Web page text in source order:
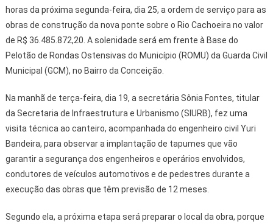
horas da próxima segunda-feira, dia 25, a ordem de serviço para as
obras de construção da nova ponte sobre o Rio Cachoeira no valor
de R$ 36.485.872,20. A solenidade será em frente à Base do
Pelotão de Rondas Ostensivas do Município (ROMU) da Guarda Civil
Municipal (GCM), no Bairro da Conceição.
Na manhã de terça-feira, dia 19, a secretária Sônia Fontes, titular
da Secretaria de Infraestrutura e Urbanismo (SIURB), fez uma
visita técnica ao canteiro, acompanhada do engenheiro civil Yuri
Bandeira, para observar a implantação de tapumes que vão
garantir a segurança dos engenheiros e operários envolvidos,
condutores de veículos automotivos e de pedestres durante a
execução das obras que têm previsão de 12 meses.
Segundo ela, a próxima etapa será preparar o local da obra, porque